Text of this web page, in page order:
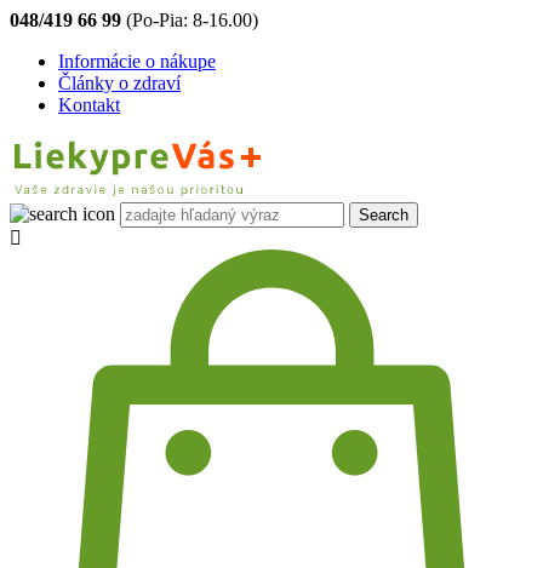
048/419 66 99 (Po-Pia: 8-16.00)
Informácie o nákupe
Články o zdraví
Kontakt